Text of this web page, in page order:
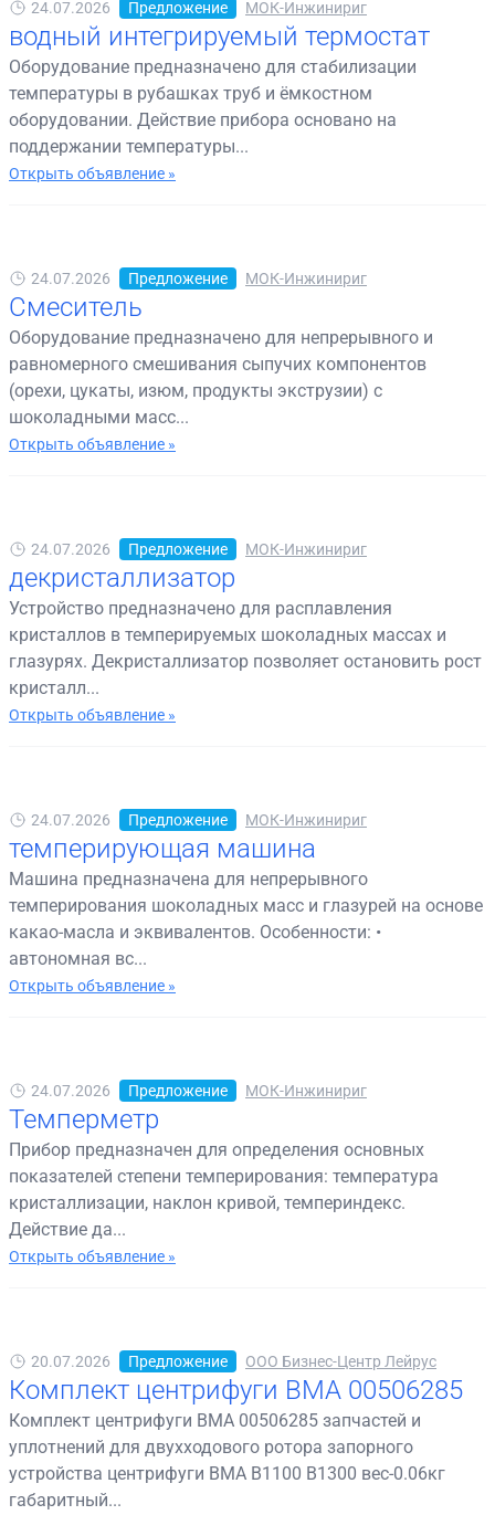
24.07.2026 Предложение МОК-Инжинириг
водный интегрируемый термостат
Оборудование предназначено для стабилизации
температуры в рубашках труб и ёмкостном
оборудовании. Действие прибора основано на
поддержании температуры...
Открыть объявление »
24.07.2026 Предложение МОК-Инжинириг
Смеситель
Оборудование предназначено для непрерывного и
равномерного смешивания сыпучих компонентов
(орехи, цукаты, изюм, продукты экструзии) с
шоколадными масс...
Открыть объявление »
24.07.2026 Предложение МОК-Инжинириг
декристаллизатор
Устройство предназначено для расплавления
кристаллов в темперируемых шоколадных массах и
глазурях. Декристаллизатор позволяет остановить рост
кристалл...
Открыть объявление »
24.07.2026 Предложение МОК-Инжинириг
темперирующая машина
Машина предназначена для непрерывного
темперирования шоколадных масс и глазурей на основе
какао-масла и эквивалентов. Особенности: •
автономная вс...
Открыть объявление »
24.07.2026 Предложение МОК-Инжинириг
Темперметр
Прибор предназначен для определения основных
показателей степени темперирования: температура
кристаллизации, наклон кривой, темпериндекс.
Действие да...
Открыть объявление »
20.07.2026 Предложение ООО Бизнес-Центр Лейрус
Комплект центрифуги BMA 00506285
Комплект центрифуги BMA 00506285 запчастей и
уплотнений для двухходового ротора запорного
устройства центрифуги BMA B1100 B1300 вес-0.06кг
габаритный...